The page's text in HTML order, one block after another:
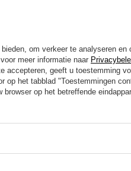
machine die de
en een bodemlift, en die
en bodemlift uit de
om verkeer te analyseren en
meer informatie naar
accepteren, geeft u toestemming
op het tabblad "Toestemmingen
op het betreffende